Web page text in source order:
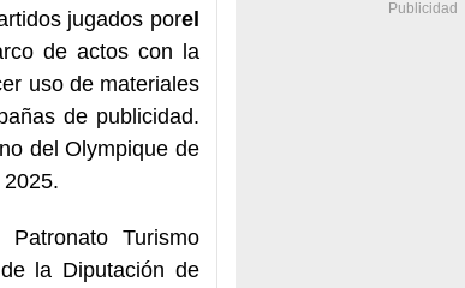
jugados porel
de actos con la
uso de materiales
de publicidad.
del Olympique de
Turismo
la Diputación de